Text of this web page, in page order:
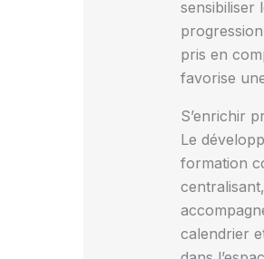
sensibiliser
pris en
favorise
S’enrichir
Le
formation
calendrier